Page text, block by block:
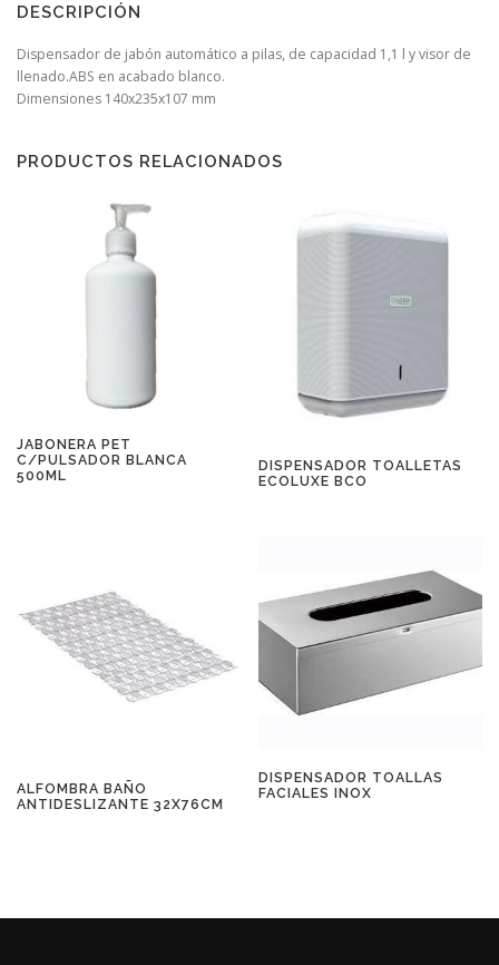
DESCRIPCIÓN
Dispensador de jabón automático a pilas, de capacidad 1,1 l y visor de
llenado.ABS en acabado blanco.
Dimensiones 140x235x107 mm
PRODUCTOS RELACIONADOS
JABONERA PET
C/PULSADOR BLANCA
500ML
DISPENSADOR TOALLETAS
ECOLUXE BCO
ALFOMBRA BAÑO
ANTIDESLIZANTE 32X76CM
DISPENSADOR TOALLAS
FACIALES INOX